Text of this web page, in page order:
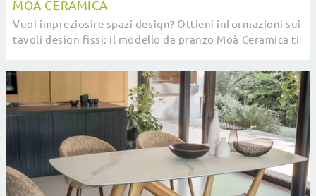
MOÀ CERAMICA
Vuoi impreziosire spazi design? Ottieni informazioni sui
tavoli design fissi: il modello da pranzo Moà Ceramica ti